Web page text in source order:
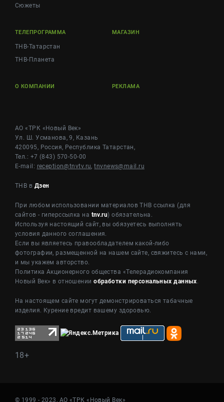
Сюжеты
ТЕЛЕПРОГРАММА
ТНВ-Татарстан
ТНВ-Планета
МАГАЗИН
О КОМПАНИИ РЕКЛАМА
АО «ТРК «Новый Век»
Ул. Ш. Усманова, 9, Казань
420095, Россия, Республика Татарстан,
Тел.: +7 (843) 570-50-00
E-mail: reception@tnvtv.ru,tnvnews@mail.ru
ТНВ в Дзен
При любом использовании материалов ТНВ ссылка (для
сайтов - гиперссылка на tnv.ru) обязательна.
Используя настоящий сайт, вы обязуетесь выполнять
условия данного соглашения.
Если вы являетесь правообладателем какой-либо
фотографии, размещенной на нашем сайте, свяжитесь с нами,
и мы укажем авторство.
Политика Акционерного общества «Телерадиокомпания
Новый Век» в отношенииобработки персональных данных.
На настоящем сайте могут демонстрироваться табачные
изделия. Курение вредит вашему здоровью.
18+
© 1999 - 2023, АО «ТРК «Новый Век»